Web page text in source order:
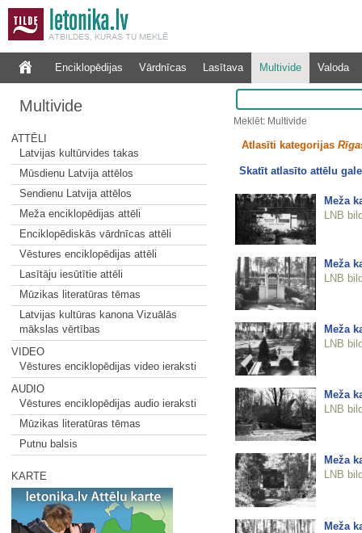
Enciklopēdijas Vārdnīcas Lasītava Multivide Valoda
Multivide
ATTĒLI
Latvijas kultūrvides takas
Mūsdienu Latvija attēlos
Sendienu Latvija attēlos
Meža enciklopēdijas attēli
Enciklopēdiskās vārdnīcas attēli
Vēstures enciklopēdijas attēli
Lasītāju iesūtītie attēli
Mūzikas literatūras tēmas
Latvijas kultūras kanona Vizuālās
mākslas vērtības
VIDEO
Vēstures enciklopēdijas video ieraksti
AUDIO
Vēstures enciklopēdijas audio ieraksti
Mūzikas literatūras tēmas
Putnu balsis
KARTE
Meklēt: Multivide
Atlasīti kategorijas
Skatīt atlasīto attēlu
Meža
LNB
Meža
LNB
Meža
LNB
Meža
LNB
Meža
LNB
Meža